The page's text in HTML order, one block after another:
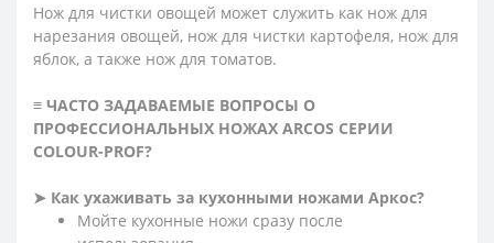
Нож для чистки овощей может служить как нож для
нарезания овощей, нож для чистки картофеля, нож для
яблок, а также нож для томатов.
≡ ЧАСТО ЗАДАВАЕМЫЕ ВОПРОСЫ О
ПРОФЕССИОНАЛЬНЫХ НОЖАХ ARCOS СЕРИИ
СOLOUR-PROF?
➤ Как ухаживать за кухонными ножами Аркос?
Мойте кухонные ножи сразу после